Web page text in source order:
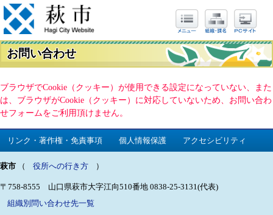
お問い合わせ
ブラウザでCookie（クッキー）が使用できる設定になっていない、また
は、ブラウザがCookie（クッキー）に対応していないため、お問い合わ
せフォームをご利用頂けません。
リンク・著作権・免責事項 個人情報保護 アクセシビリティ
萩市 （ 役所への行き方 ）
〒758-8555 山口県萩市大字江向510番地 0838-25-3131(代表)
組織別問い合わせ先一覧